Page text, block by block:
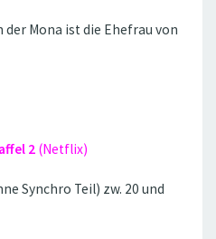
Mona ist die Ehefrau von
2 (Netflix)
Synchro Teil) zw. 20 und